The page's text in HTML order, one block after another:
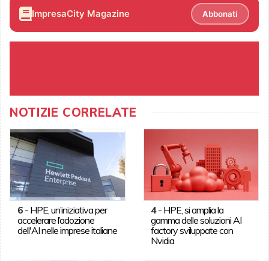
ImpresaCity Magazine Abbonati
NOTIZIE CORRELATE
6- HPE, un’iniziativa per
accelerare l’adozione
dell'AI nelle imprese italiane
4- HPE, si amplia la
gamma delle soluzioni AI
factory sviluppate con
Nvidia